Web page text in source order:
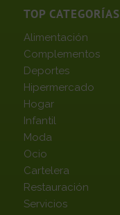
TOP CATEGORÍAS
Alimentación
Complementos
Deportes
Hipermercado
Hogar
Infantil
Moda
Ocio
Cartelera
Restauración
Servicios